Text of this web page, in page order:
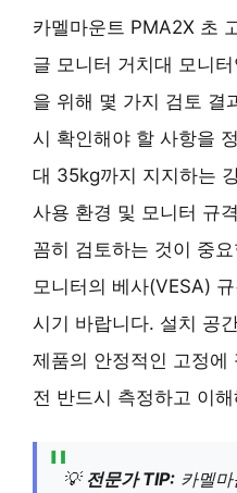
카멜마운트 PMA2X 초
글 모니터 거치대 모니
을 위해 몇 가지 검토 결
시 확인해야 할 사항을
대 35kg까지 지지하는
사용 환경 및 모니터 규
꼼히 검토하는 것이 중
모니터의 베사(VESA)
시기 바랍니다. 설치 공
제품의 안정적인 고정에
전 반드시 측정하고 이
💡 전문가 TIP: 카멜